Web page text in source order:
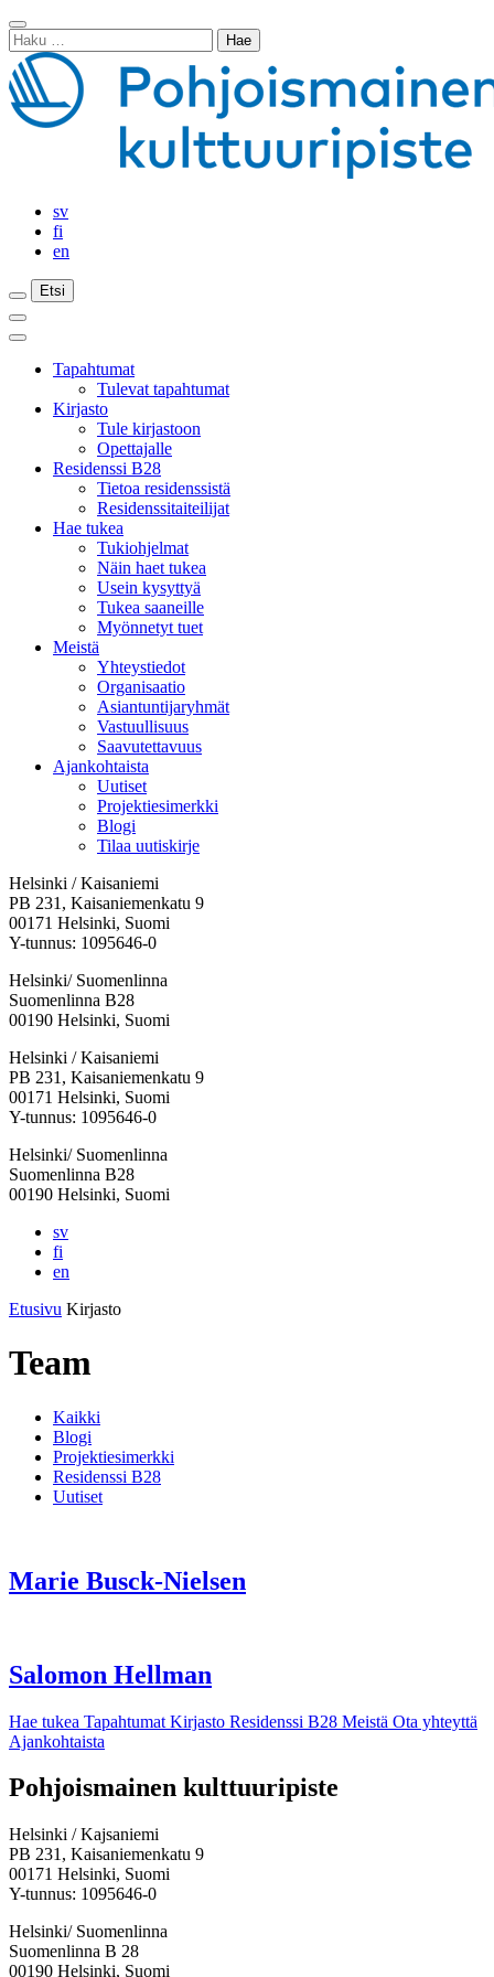
Siirry
sisältöön
Sulje
haku
Haku:
sv
fi
en
Etsi
Etsi
Etsi
Päävalikko
Sulje
päävalikkoTapahtumat
Tulevat tapahtumat
Kirjasto
Tule kirjastoon
Opettajalle
Residenssi B28
Tietoa residenssistä
Residenssitaiteilijat
Hae tukea
Tukiohjelmat
Näin haet tukea
Usein kysyttyä
Tukea saaneille
Myönnetyt tuet
Meistä
Yhteystiedot
Organisaatio
Asiantuntijaryhmät
Vastuullisuus
Saavutettavuus
Ajankohtaista
Uutiset
Projektiesimerkki
Blogi
Tilaa uutiskirje
Helsinki / Kaisaniemi
PB 231, Kaisaniemenkatu 9
00171 Helsinki, Suomi
Y-tunnus: 1095646-0
Helsinki/ Suomenlinna
Suomenlinna B28
00190 Helsinki, Suomi
Facebook:
Avataan
uuteen
välilehteen
Instagram:
Avataan
uuteen
välilehteen
TikTok:
Avataan
uuteen
välilehteen
Youtube:
Avataan
uuteen
välilehteen
Vimeo:
Avataan
uuteen
välilehteen
Helsinki / Kaisaniemi
PB 231, Kaisaniemenkatu 9
00171 Helsinki, Suomi
Y-tunnus: 1095646-0
Helsinki/ Suomenlinna
Suomenlinna B28
00190 Helsinki, Suomi
sv
fi
en
Etusivu Kirjasto
Team
Kaikki
Blogi
Projektiesimerkki
Residenssi B28
Uutiset
Marie Busck-Nielsen
Salomon Hellman
Hae tukea Tapahtumat Kirjasto Residenssi B28 Meistä Ota yhteyttä
Ajankohtaista
Facebook:
Avataan
välilehteen
Instagram:
Avataan
välilehteen
TikTok:
Avataan
välilehteen
Youtube:
Avataan
välilehteen
Vimeo:
Avataan
välilehteen
Pohjoismainen kulttuuripiste
Helsinki / Kajsaniemi
PB 231, Kaisaniemenkatu 9
00171 Helsinki, Suomi
Y-tunnus: 1095646-0
Helsinki/ Suomenlinna
Suomenlinna B 28
00190 Helsinki, Suomi